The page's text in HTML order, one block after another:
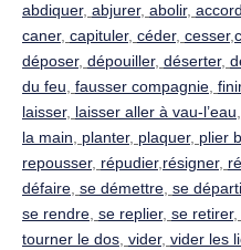
abdiquer, abjurer, abolir,
caner, capituler, céder, cesser,
déposer, dépouiller, déserter,
du feu, fausser compagnie, finir
laisser, laisser aller à vau-l’eau,
la main, planter, plaquer, plier
repousser, répudier,résigner,
défaire, se démettre, se
se rendre, se replier, se retirer,
tourner le dos, vider, vider les